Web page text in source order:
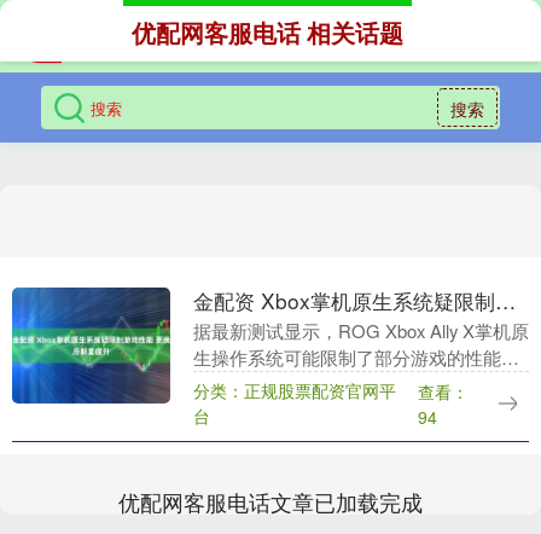
搜索
优配网客服电话 相关话题
金配资 Xbox掌机原生系统疑限制游戏性能 更换后明显提升
据最新测试显示，ROG Xbox Ally X掌机原
生操作系统可能限制了部分游戏的性能金
配资，而安装 Bazzite OS 后，部分游戏的
表现明显改善。 Baz....
分类：正规股票配资官网平
台
查看：
94
优配网客服电话文章已加载完成